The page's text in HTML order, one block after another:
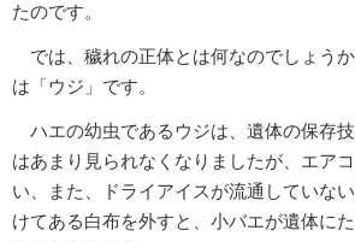
たのです。
では、穢れの正体とは何なのでしょう
は「ウジ」です。
ハエの幼虫であるウジは、遺体の保存
はあまり見られなくなりましたが、エア
い、また、ドライアイスが流通していな
けてある白布を外すと、小バエが遺体に